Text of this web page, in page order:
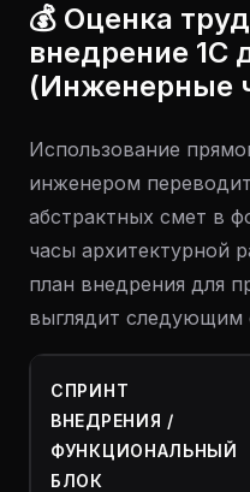
💰 Оценка
внедрение 1С
(Инженерные
Использование
инженером
абстрактных смет в
часы архитектурной
план внедрения для
выглядит следующим
СПРИНТ
ВНЕДРЕНИЯ /
ФУНКЦИОНАЛЬНЫЙ
БЛОК